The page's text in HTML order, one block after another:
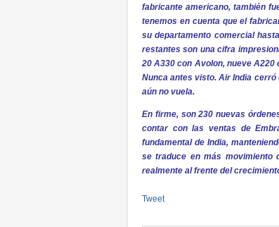
fabricante americano, también
tenemos en cuenta que el
su departamento comercial
restantes son una cifra
20 A330 con Avolon, nueve
Nunca antes visto. Air India cerró
aún no vuela.
En firme, son 230 nuevas
contar con las ventas de
fundamental de India,
se traduce en más movimiento
realmente al frente del
Tweet